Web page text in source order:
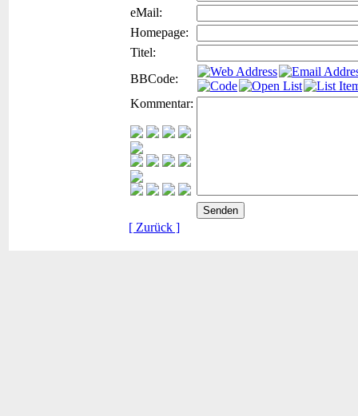
eMail:
Homepage:
Titel:
BBCode:
Kommentar:
[ Zurück ]